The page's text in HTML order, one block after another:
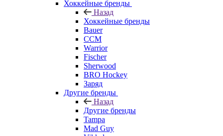
Хоккейные бренды
Назад
Хоккейные бренды
Bauer
CCM
Warrior
Fischer
Sherwood
BRO Hockey
Заряд
Другие бренды
Назад
Другие бренды
Tampa
Mad Guy